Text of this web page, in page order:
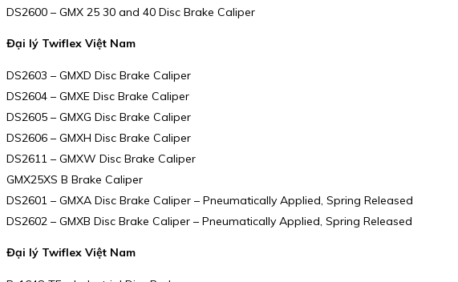
DS2600 – GMX 25 30 and 40 Disc Brake Caliper
Đại lý Twiflex Việt Nam
DS2603 – GMXD Disc Brake Caliper
DS2604 – GMXE Disc Brake Caliper
DS2605 – GMXG Disc Brake Caliper
DS2606 – GMXH Disc Brake Caliper
DS2611 – GMXW Disc Brake Caliper
GMX25XS B Brake Caliper
DS2601 – GMXA Disc Brake Caliper – Pneumatically Applied, Spring Released
DS2602 – GMXB Disc Brake Caliper – Pneumatically Applied, Spring Released
Đại lý Twiflex Việt Nam